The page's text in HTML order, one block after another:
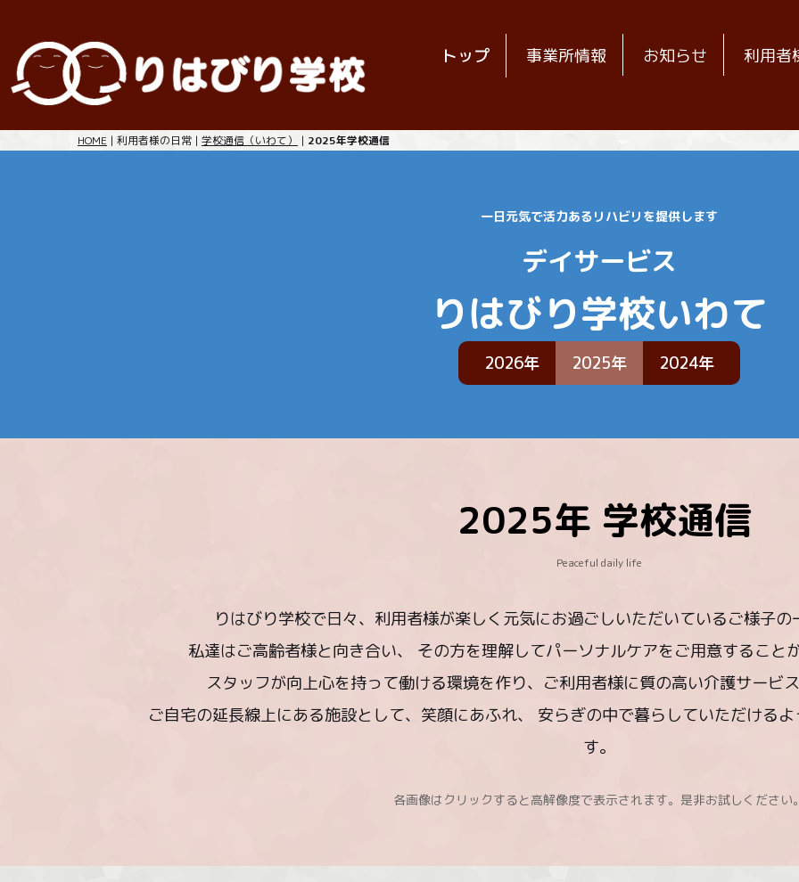
トップ 事業所情報 お知らせ 利用者
HOME | 利用者様の日常 | 学校通信（いわて） | 2025年学校通信
一日元気で活力あるリハビリを提供します
デイサービス
りはびり学校いわて
2026年 2025年 2024年
2025年 学校通信
Peaceful daily life
りはびり学校で日々、利用者様が楽しく元気にお過ごしいただいているご様子
私達はご高齢者様と向き合い、 その方を理解してパーソナルケアをご用意すること
スタッフが向上心を持って働ける環境を作り、ご利用者様に質の高い介護サービ
ご自宅の延長線上にある施設として、笑顔にあふれ、 安らぎの中で暮らしていただける
す。
各画像はクリックすると高解像度で表示されます。是非お試しください